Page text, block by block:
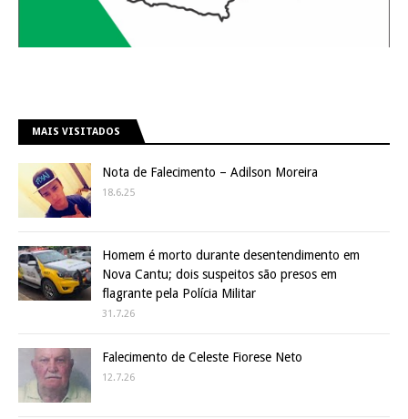
MAIS VISITADOS
Nota de Falecimento – Adilson Moreira
18.6.25
Homem é morto durante desentendimento em
Nova Cantu; dois suspeitos são presos em
flagrante pela Polícia Militar
31.7.26
Falecimento de Celeste Fiorese Neto
12.7.26